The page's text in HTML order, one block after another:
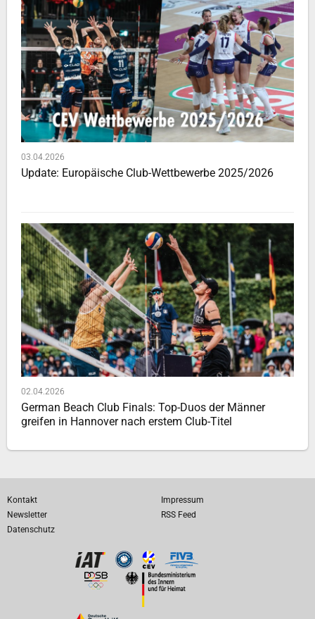
03.04.2026
Update: Europäische Club-Wettbewerbe 2025/2026
02.04.2026
German Beach Club Finals: Top-Duos der Männer
greifen in Hannover nach erstem Club-Titel
Kontakt
Impressum
Newsletter
RSS Feed
Datenschutz